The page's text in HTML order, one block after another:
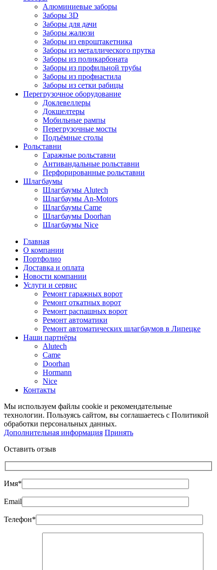
Алюминиевые заборы
Заборы 3D
Заборы для дачи
Заборы жалюзи
Заборы из евроштакетника
Заборы из металлического прутка
Заборы из поликарбоната
Заборы из профильной трубы
Заборы из профнастила
Заборы из сетки рабицы
Перегрузочное оборудование
Доклевеллеры
Докшелтеры
Мобильные рампы
Перегрузочные мосты
Подъёмные столы
Рольставни
Гаражные рольставни
Антивандальные рольставни
Перфорированные рольставни
Шлагбаумы
Шлагбаумы Alutech
Шлагбаумы An-Motors
Шлагбаумы Came
Шлагбаумы Doorhan
Шлагбаумы Nice
Главная
О компании
Портфолио
Доставка и оплата
Новости компании
Услуги и сервис
Ремонт гаражных ворот
Ремонт откатных ворот
Ремонт распашных ворот
Ремонт автоматики
Ремонт автоматических шлагбаумов в Липецке
Наши партнёры
Alutech
Came
Doorhan
Hormann
Nice
Контакты
Мы используем файлы cookie и рекомендательные
технологии. Пользуясь сайтом, вы соглашаетесь с Политикой
обработки персональных данных.
Дополнительная информация Принять
Оставить отзыв
Имя*
Email
Телефон*